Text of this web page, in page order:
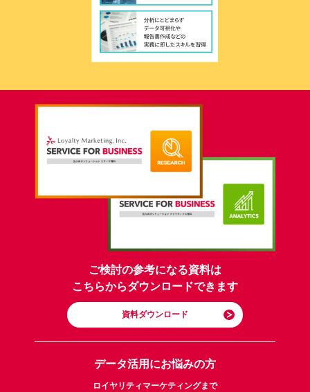
ご検討の参考になる資料は
こちらからダウンロードできます
資料ダウンロード
データ活用にお悩みの方
ロイヤリティマーケティングまで